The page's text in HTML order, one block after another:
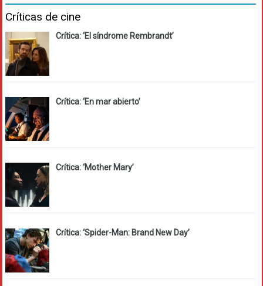
Críticas de cine
Crítica: ‘El síndrome Rembrandt’
Crítica: ‘En mar abierto’
Crítica: ‘Mother Mary’
Crítica: ‘Spider-Man: Brand New Day’